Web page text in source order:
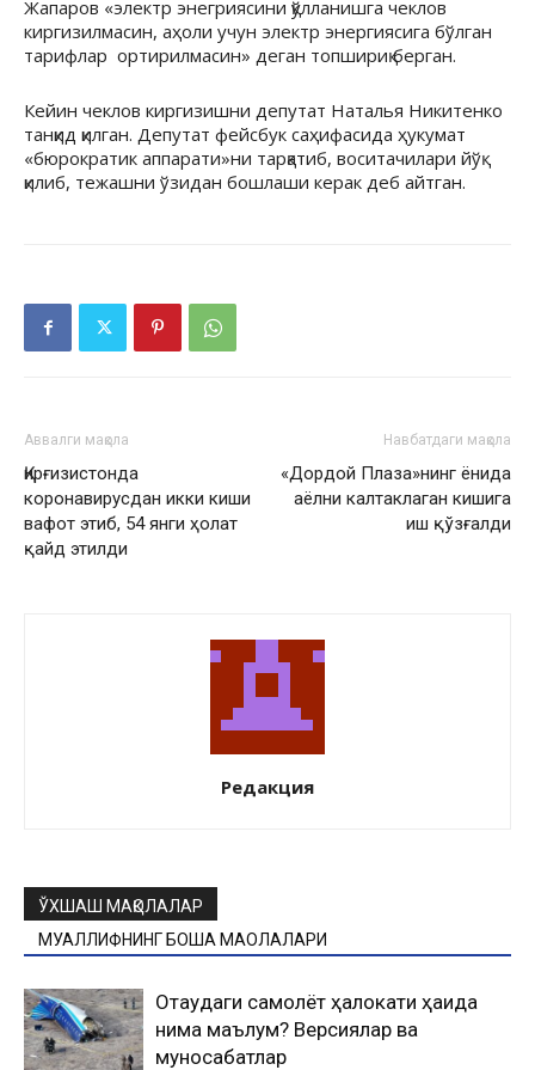
Жапаров «электр энегриясини қўлланишга чеклов
киргизилмасин, аҳоли учун электр энергиясига бўлган
тарифлар ортирилмасин» деган топшириқ берган.
Кейин чеклов киргизишни депутат Наталья Никитенко
танқид қилган. Депутат фейсбук саҳифасида ҳукумат
«бюрократик аппарати»ни тарқатиб, воситачилари йўқ
қилиб, тежашни ўзидан бошлаши керак деб айтган.
Аввалги мақола
Қирғизистонда
коронавирусдан икки киши
вафот этиб, 54 янги ҳолат
қайд этилди
Навбатдаги мақола
«Дордой Плаза»нинг ёнида
аёлни калтаклаган кишига
иш қўзғалди
Редакция
ЎХШАШ МАҚОЛАЛАР
МУАЛЛИФНИНГ БОШҚА МАҚОЛАЛАРИ
Оқтаудаги самолёт ҳалокати ҳақида
нима маълум? Версиялар ва
муносабатлар